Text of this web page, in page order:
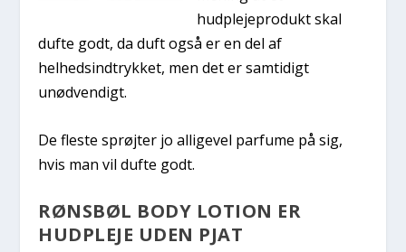
hudplejeprodukt skal
dufte godt, da duft også er en del af
helhedsindtrykket, men det er samtidigt
unødvendigt.
De fleste sprøjter jo alligevel parfume på sig,
hvis man vil dufte godt.
RØNSBØL BODY LOTION ER
HUDPLEJE UDEN PJAT